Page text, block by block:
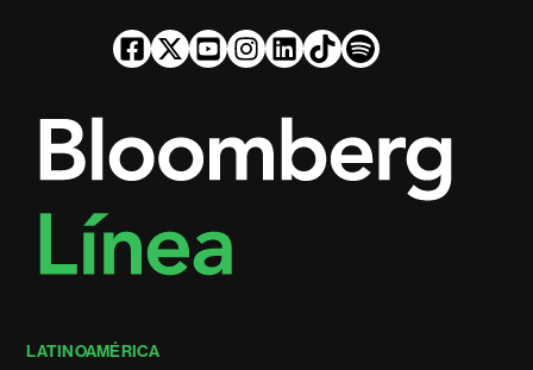
LATINOAMÉRICA